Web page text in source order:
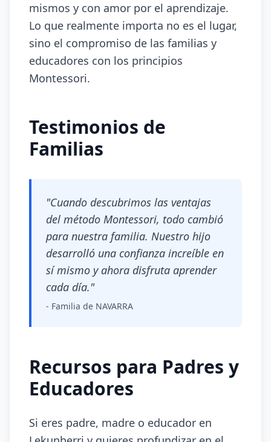
mismos y con amor por el aprendizaje.
Lo que realmente importa no es el lugar,
sino el compromiso de las familias y
educadores con los principios
Montessori.
Testimonios de
Familias
"Cuando descubrimos las ventajas
del método Montessori, todo cambió
para nuestra familia. Nuestro hijo
desarrolló una confianza increíble en
sí mismo y ahora disfruta aprender
cada día."
- Familia de NAVARRA
Recursos para Padres y
Educadores
Si eres padre, madre o educador en